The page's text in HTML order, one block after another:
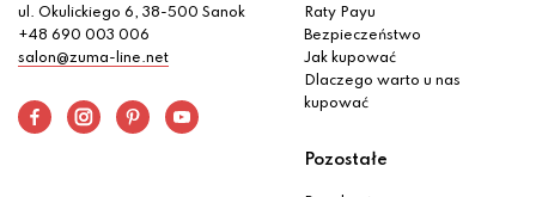
ul. Okulickiego 6, 38-500 Sanok
+48 690 003 006
salon@zuma-line.net
Raty Payu
Bezpieczeństwo
Jak kupować
Dlaczego warto u nas
kupować
Pozostałe